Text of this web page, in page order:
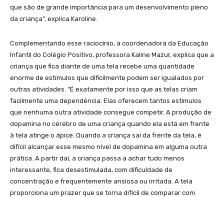
que são de grande importância para um desenvolvimento pleno
da criança”, explica Karoline.
Complementando esse raciocínio, a coordenadora da Educação
Infantil do Colégio Positivo, professora Kaline Mazur, explica que a
criança que fica diante de uma tela recebe uma quantidade
enorme de estímulos que dificilmente podem ser igualados por
outras atividades. “É exatamente por isso que as telas criam
facilmente uma dependência. Elas oferecem tantos estímulos
que nenhuma outra atividade consegue competir. A produção de
dopamina no cérebro de uma criança quando ela está em frente
à tela atinge o ápice. Quando a criança sai da frente da tela, é
difícil alcançar esse mesmo nível de dopamina em alguma outra
prática. A partir daí, a criança passa a achar tudo menos
interessante, fica desestimulada, com dificuldade de
concentração e frequentemente ansiosa ou irritada. A tela
proporciona um prazer que se torna difícil de comparar com